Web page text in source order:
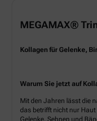
MEGAMAX®
Kollagen für Gelenke,
Warum Sie jetzt auf
Mit den Jahren lässt die
das betrifft nicht nur
Gelenke, Sehnen und